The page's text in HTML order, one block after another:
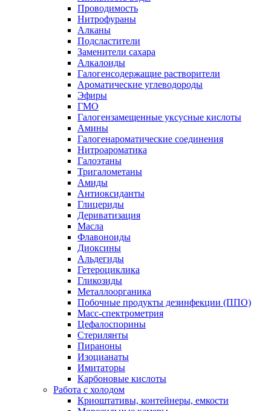
Проводимость
Нитрофураны
Алканы
Подсластители
Заменители сахара
Алкалоиды
Галогенсодержащие растворители
Ароматические углеводороды
Эфиры
ГМО
Галогензамещенные уксусные кислоты
Амины
Галогенароматические соединения
Нитроароматика
Галоэтаны
Тригалометаны
Амиды
Антиоксиданты
Глицериды
Дериватизация
Масла
Флавоноиды
Диоксины
Альдегиды
Гетероциклика
Гликозиды
Металлоорганика
Побочные продукты дезинфекции (ППО)
Масс-спектрометрия
Цефалоспорины
Стерилянты
Пираноны
Изоцианаты
Имитаторы
Карбоновые кислоты
Работа с холодом
Криоштативы, контейнеры, емкости